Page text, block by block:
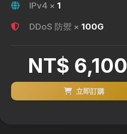
IPv4 × 1
DDoS 防禦 × 100G
NT$ 6,100
立即訂購